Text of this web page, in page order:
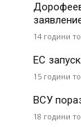
14 години
ЕС
15 години
ВСУ
18 години